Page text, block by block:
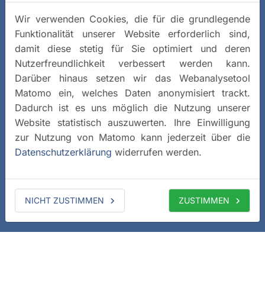
Wir verwenden Cookies, die für die grundlegende
Funktionalität unserer Website erforderlich sind,
damit diese stetig für Sie optimiert und deren
Nutzerfreundlichkeit verbessert werden kann.
Darüber hinaus setzen wir das Webanalysetool
Matomo ein, welches Daten anonymisiert trackt.
Dadurch ist es uns möglich die Nutzung unserer
Website statistisch auszuwerten. Ihre Einwilligung
zur Nutzung von Matomo kann jederzeit über die
Datenschutzerklärung widerrufen werden.
NICHT ZUSTIMMEN ZUSTIMMEN